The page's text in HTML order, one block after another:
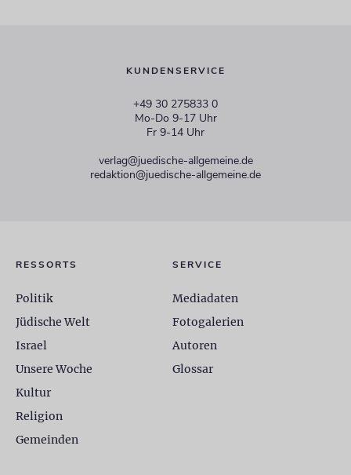
KUNDENSERVICE
+49 30 275833 0
Mo-Do 9-17 Uhr
Fr 9-14 Uhr
verlag@juedische-allgemeine.de
redaktion@juedische-allgemeine.de
RESSORTS
Politik
Jüdische Welt
Israel
Unsere Woche
Kultur
Religion
Gemeinden
SERVICE
Mediadaten
Fotogalerien
Autoren
Glossar